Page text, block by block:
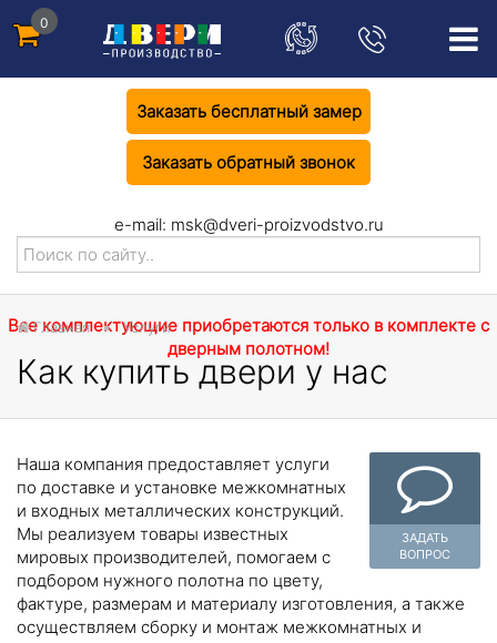
0
Заказать бесплатный замер
Заказать обратный звонок
e-mail: msk@dveri-proizvodstvo.ru
Все комплектующие приобретаются только в комплекте с
дверным полотном!
Главная Услуги
Как купить двери у нас
ЗАДАТЬ
ВОПРОС
Наша компания предоставляет услуги
по доставке и установке межкомнатных
и входных металлических конструкций.
Мы реализуем товары известных
мировых производителей, помогаем с
подбором нужного полотна по цвету,
фактуре, размерам и материалу изготовления, а также
осуществляем сборку и монтаж межкомнатных и